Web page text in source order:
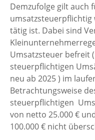
Demzufolge gilt auch
tätig ist. Dabei sind
Umsatzsteuer befreit
steuerpflichtigen
neu ab 2025 ) im
Betrachtungsweise
steuerpflichtigen
von netto 25.000 €
100.000 € nicht